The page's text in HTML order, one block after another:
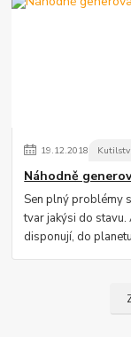
19.12.2018
Náhodně
Sen plný problémy
tvar jakýsi do
disponují, do
Kontakty